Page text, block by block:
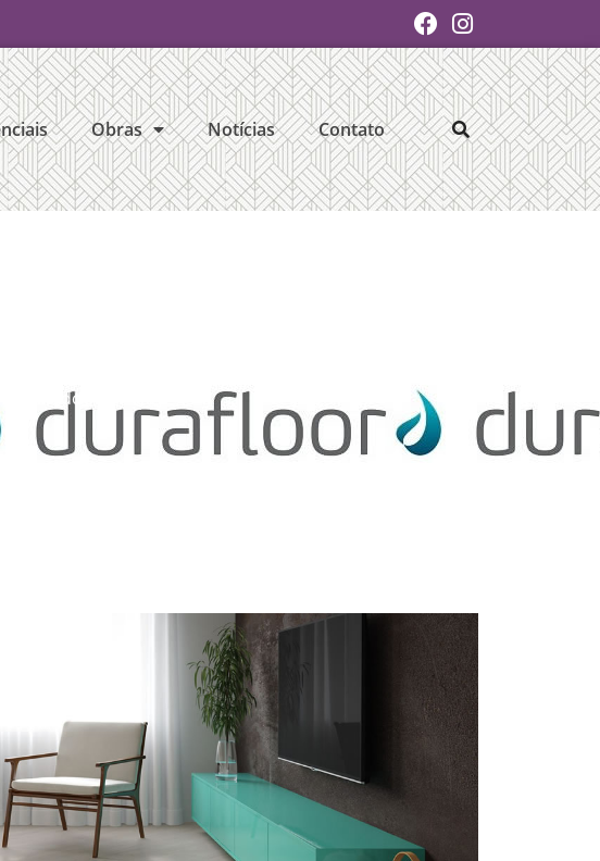
Obras Notícias Contato
New Way